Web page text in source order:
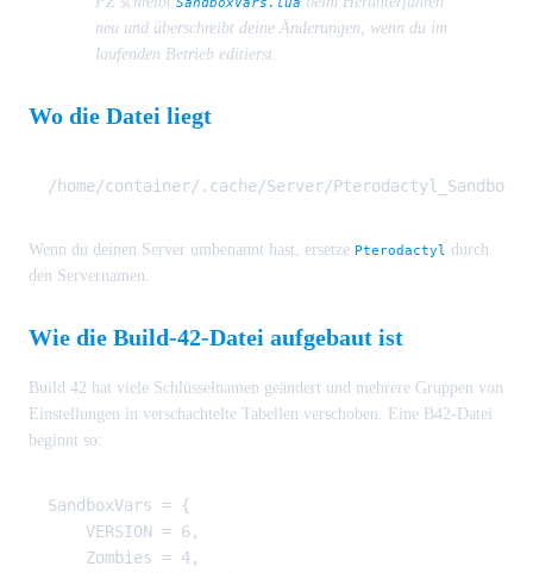
neu und überschreibt deine Änderungen, wenn du im
laufenden Betrieb editierst.
Wo die Datei liegt
Wenn du deinen Server umbenannt hast, ersetze Pterodactyl durch
den Servernamen.
Wie die Build-42-Datei aufgebaut ist
Build 42 hat viele Schlüsselnamen geändert und mehrere Gruppen von
Einstellungen in verschachtelte Tabellen verschoben. Eine B42-Datei
beginnt so:
SandboxVars = {
    VERSION = 6,
    Zombies = 4,